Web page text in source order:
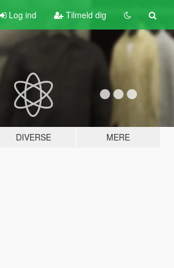
Log ind Tilmeld dig
DIVERSE MERE